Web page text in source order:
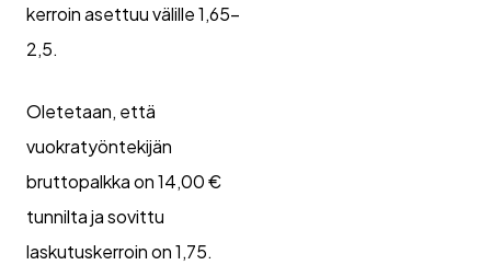
kerroin asettuu välille 1,65–
2,5.
Oletetaan, että
vuokratyöntekijän
bruttopalkka on 14,00 €
tunnilta ja sovittu
laskutuskerroin on 1,75.